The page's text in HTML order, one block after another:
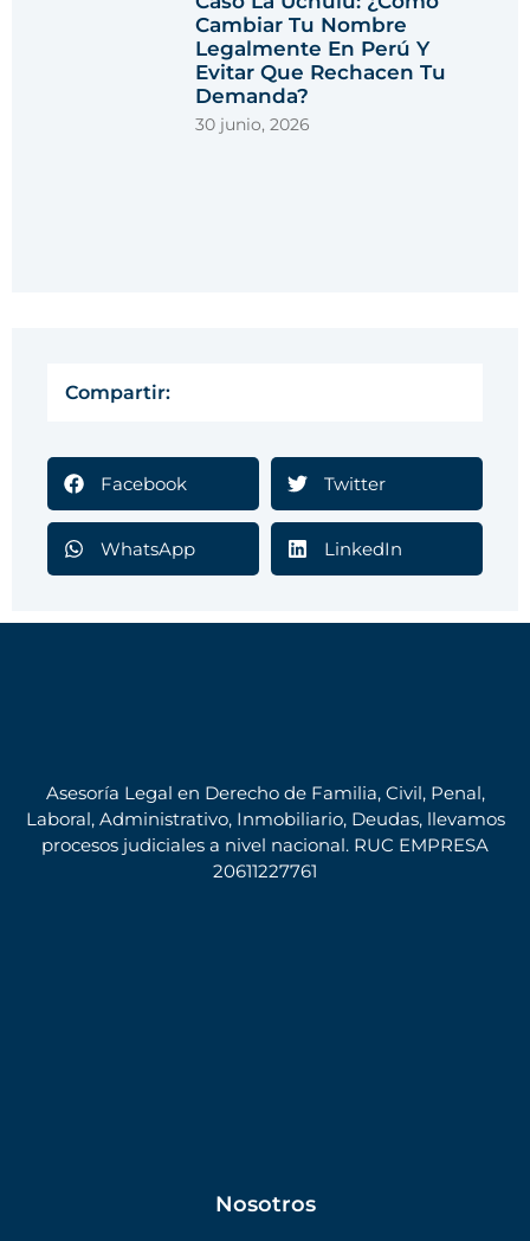
Cambiar Tu Nombre
Legalmente En Perú Y
Evitar Que Rechacen Tu
Demanda?
30 junio, 2026
Compartir:
Facebook Twitter
WhatsApp LinkedIn
Asesoría Legal en Derecho de Familia, Civil, Penal,
Laboral, Administrativo, Inmobiliario, Deudas, llevamos
procesos judiciales a nivel nacional. RUC EMPRESA
20611227761
Nosotros